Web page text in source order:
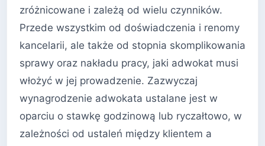
zróżnicowane i zależą od wielu czynników.
Przede wszystkim od doświadczenia i renomy
kancelarii, ale także od stopnia skomplikowania
sprawy oraz nakładu pracy, jaki adwokat musi
włożyć w jej prowadzenie. Zazwyczaj
wynagrodzenie adwokata ustalane jest w
oparciu o stawkę godzinową lub ryczałtowo, w
zależności od ustaleń między klientem a